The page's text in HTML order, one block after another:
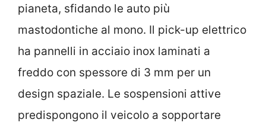
pianeta, sfidando le auto più
mastodontiche al mono. Il pick-up elettrico
ha pannelli in acciaio inox laminati a
freddo con spessore di 3 mm per un
design spaziale. Le sospensioni attive
predispongono il veicolo a sopportare